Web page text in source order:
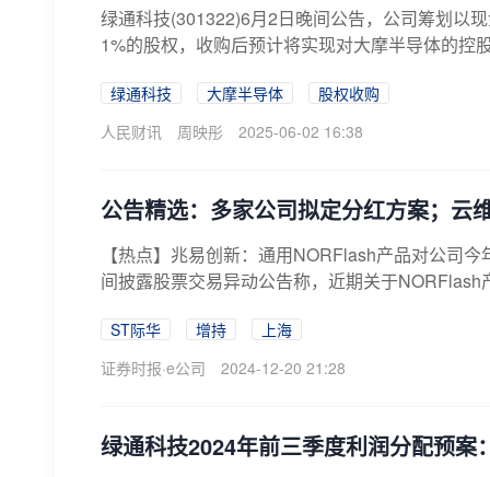
绿通科技(301322)6月2日晚间公告，公司筹划以
1%的股权，收购后预计将实现对大摩半导体的控
绿通科技 大摩半导体
股权收购
人民财讯
周映彤 2025-06-02 16:38
公告精选：多家公司拟定分红方案；云
【热点】兆易创新：通用NORFlash产品对公司
间披露股票交易异动公告称，近期关于NORFlash
ST际华 增持
上海
证券时报·e公司
2024-12-20 21:28
绿通科技2024年前三季度利润分配预案